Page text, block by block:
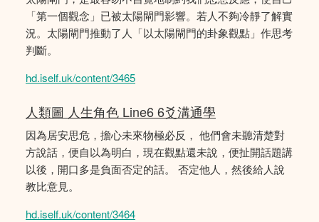
「第一個觀念」已被太陽閘門影響。若人不夠冷靜了解實
況。太陽閘門推動了人「以太陽閘門的卦象觀點」作思考
判斷。
hd.iself.uk/content/3465
人類圖 人生角色 Line6 6爻溝通學
因為居安思危，擔心未來物極必反， 他們會未聽清楚對
方說話，便自以為明白，現在觀點還未說，便扯開話題講
以後，開口多是負面否定的話。 否定他人，然後給人說
教比意見。
hd.iself.uk/content/3464